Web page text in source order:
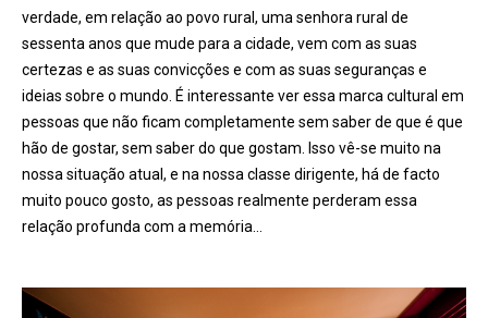
verdade, em relação ao povo rural, uma senhora rural de
sessenta anos que mude para a cidade, vem com as suas
certezas e as suas convicções e com as suas seguranças e
ideias sobre o mundo. É interessante ver essa marca cultural em
pessoas que não ficam completamente sem saber de que é que
hão de gostar, sem saber do que gostam. Isso vê-se muito na
nossa situação atual, e na nossa classe dirigente, há de facto
muito pouco gosto, as pessoas realmente perderam essa
relação profunda com a memória…